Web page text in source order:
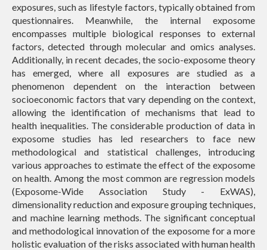
exposures, such as lifestyle factors, typically obtained from
questionnaires. Meanwhile, the internal exposome
encompasses multiple biological responses to external
factors, detected through molecular and omics analyses.
Additionally, in recent decades, the socio-exposome theory
has emerged, where all exposures are studied as a
phenomenon dependent on the interaction between
socioeconomic factors that vary depending on the context,
allowing the identification of mechanisms that lead to
health inequalities. The considerable production of data in
exposome studies has led researchers to face new
methodological and statistical challenges, introducing
various approaches to estimate the effect of the exposome
on health. Among the most common are regression models
(Exposome-Wide Association Study - ExWAS),
dimensionality reduction and exposure grouping techniques,
and machine learning methods. The significant conceptual
and methodological innovation of the exposome for a more
holistic evaluation of the risks associated with human health